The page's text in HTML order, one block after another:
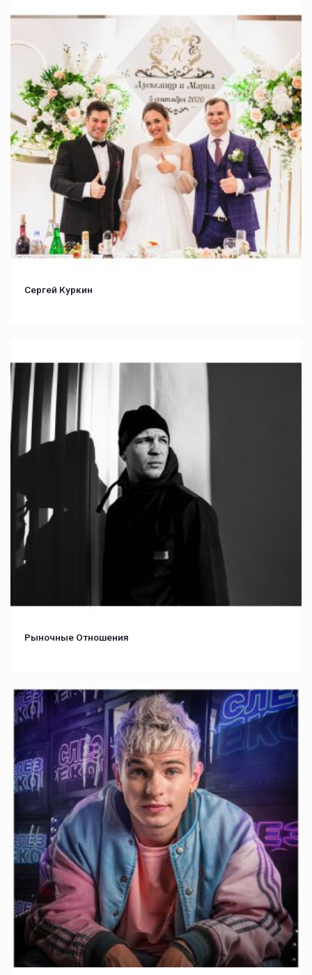
Сергей Куркин
Рыночные Отношения